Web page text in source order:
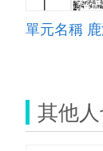
單元名稱
其他